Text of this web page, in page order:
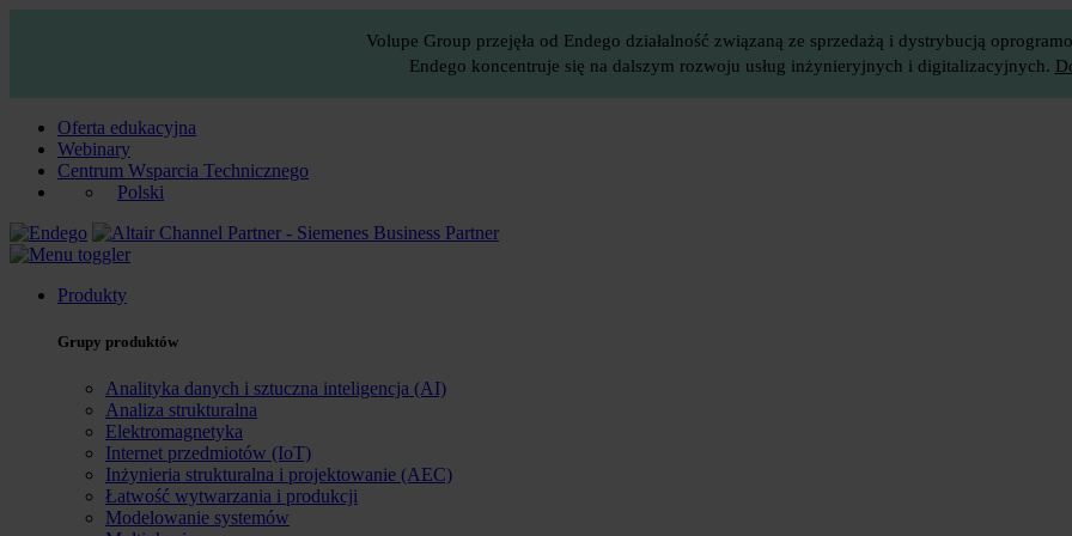
Volupe Group przejęła od Endego działalność związaną ze sprzedażą i dystrybucją
Endego koncentruje się na dalszym rozwoju usług inżynieryjnych i digitalizacyjnych.
Oferta edukacyjna
Webinary
Centrum Wsparcia Technicznego
Polski
Produkty
Grupy produktów
Analityka danych i sztuczna inteligencja (AI)
Analiza strukturalna
Elektromagnetyka
Internet przedmiotów (IoT)
Inżynieria strukturalna i projektowanie (AEC)
Łatwość wytwarzania i produkcji
Modelowanie systemów